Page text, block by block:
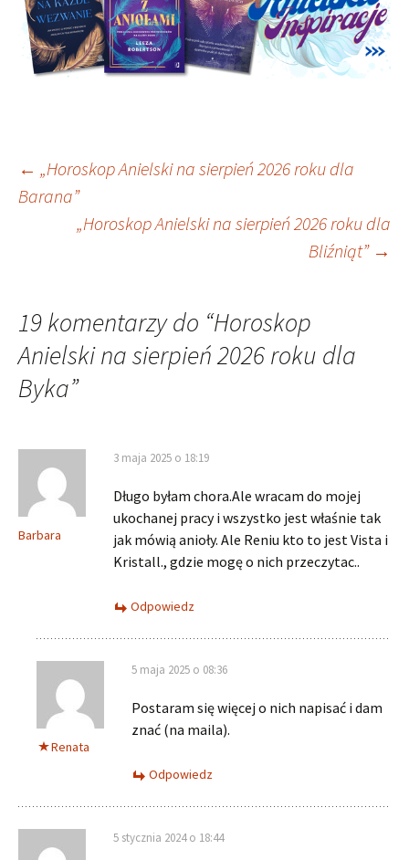
Nawigacja
wpisu
← „Horoskop Anielski na sierpień 2026 roku dla
Barana”
„Horoskop Anielski na sierpień 2026 roku dla
Bliźniąt” →
19 komentarzy do “Horoskop
Anielski na sierpień 2026 roku dla
Byka”
Barbara
3 maja 2025 o 18:19
Długo byłam chora.Ale wracam do mojej
ukochanej pracy i wszystko jest właśnie tak
jak mówią anioły. Ale Reniu kto to jest Vista i
Kristall., gdzie mogę o nich przeczytac..
Odpowiedz
Renata
5 maja 2025 o 08:36
Postaram się więcej o nich napisać i dam
znać (na maila).
Odpowiedz
5 stycznia 2024 o 18:44